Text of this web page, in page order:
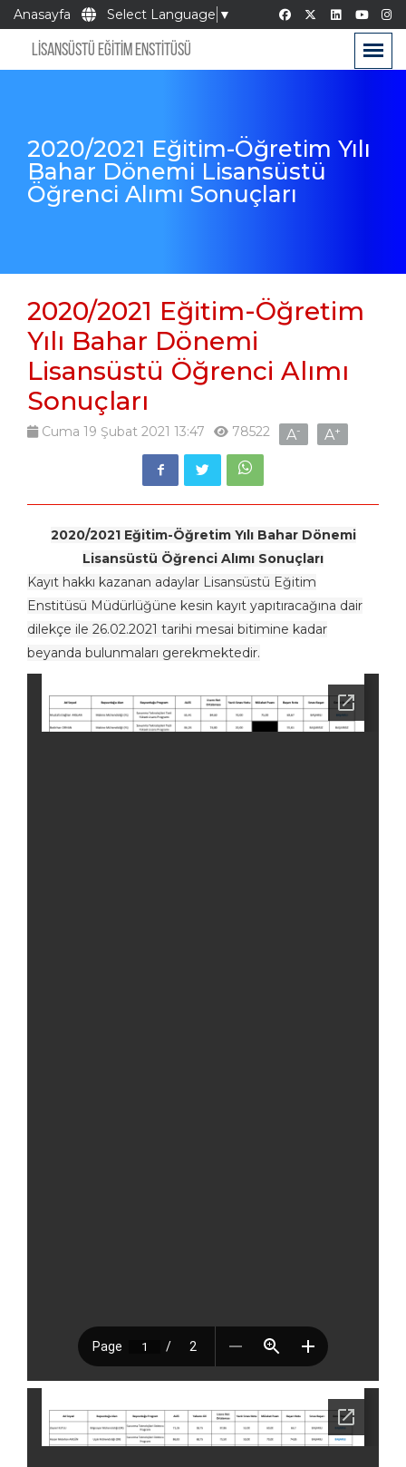
Anasayfa Select Language ▼
LİSANSÜSTÜ EĞİTİM ENSTİTÜSÜ
2020/2021 Eğitim-Öğretim Yılı
Bahar Dönemi Lisansüstü
Öğrenci Alımı Sonuçları
2020/2021 Eğitim-Öğretim
Yılı Bahar Dönemi
Lisansüstü Öğrenci Alımı
Sonuçları
Cuma 19 Şubat 2021 13:47 78522 A- A+
2020/2021 Eğitim-Öğretim Yılı Bahar Dönemi
Lisansüstü Öğrenci Alımı Sonuçları
Kayıt hakkı kazanan adaylar Lisansüstü Eğitim
Enstitüsü Müdürlüğüne kesin kayıt yapıtıracağına dair
dilekçe ile 26.02.2021 tarihi mesai bitimine kadar
beyanda bulunmaları gerekmektedir.